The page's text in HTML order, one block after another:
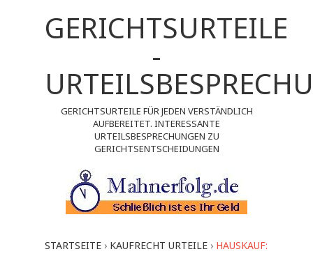
GERICHTSURTEILE
-
GERICHTSURTEILE FÜR JEDEN VERSTÄNDLICH
AUFBEREITET. INTERESSANTE
URTEILSBESPRECHUNGEN ZU
GERICHTSENTSCHEIDUNGEN
STARTSEITE › KAUFRECHT URTEILE › HAUSKAUF: